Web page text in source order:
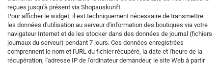
reçues jusqu'à présent via Shopauskunft.
Pour afficher le widget, il est techniquement nécessaire de transmettre
les données d'utilisation au serveur d'information des boutiques via votre
navigateur Internet et de les stocker dans des données de journal (fichiers
journaux du serveur) pendant 7 jours. Ces données enregistrées
comprennent le nom et l'URL du fichier récupéré, la date et l'heure de la
récupération, l'adresse IP de l'ordinateur demandeur, le site Web à partir